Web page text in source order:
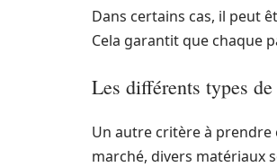
Dans certains cas, il peut
Cela garantit que chaque
Les différents types
Un autre critère à prendre
marché, divers matériaux